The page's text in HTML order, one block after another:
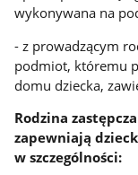
wykonywana na
- z prowadzącym
podmiot, któremu
domu dziecka,
Rodzina
zapewniają
w szczególności: